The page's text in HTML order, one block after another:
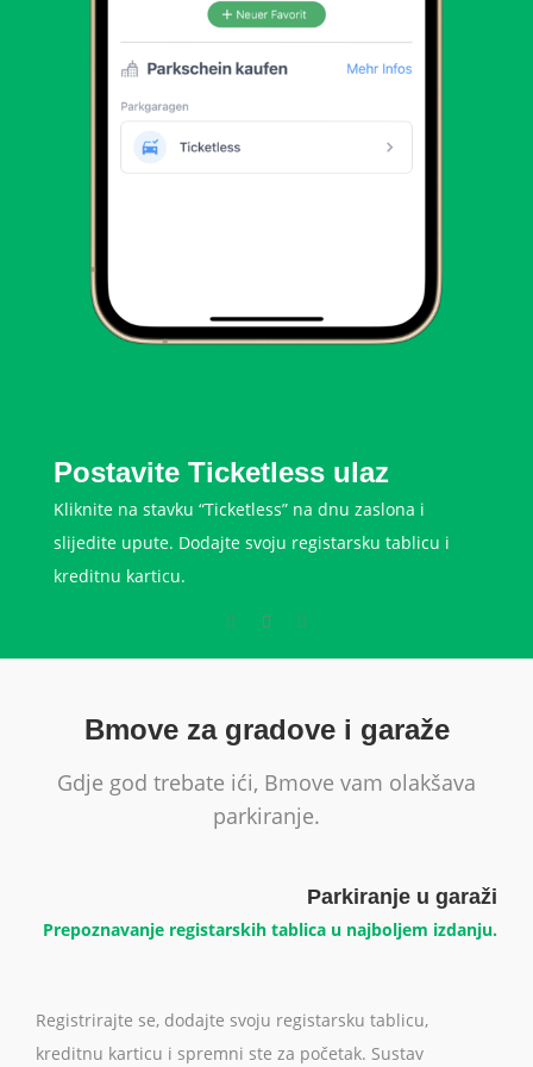
Postavite Ticketless ulaz
Kliknite na stavku “Ticketless” na dnu zaslona i
slijedite upute. Dodajte svoju registarsku tablicu i
kreditnu karticu.
Bmove za gradove i garaže
Gdje god trebate ići, Bmove vam olakšava
parkiranje.
Parkiranje u garaži
Prepoznavanje registarskih tablica u najboljem izdanju.
Registrirajte se, dodajte svoju registarsku tablicu,
kreditnu karticu i spremni ste za početak. Sustav